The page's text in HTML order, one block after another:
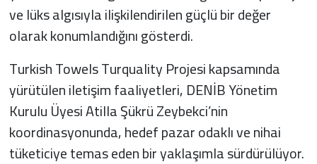
ve lüks algısıyla ilişkilendirilen güçlü bir değer
olarak konumlandığını gösterdi.
Turkish Towels Turquality Projesi kapsamında
yürütülen iletişim faaliyetleri, DENİB Yönetim
Kurulu Üyesi Atilla Şükrü Zeybekci’nin
koordinasyonunda, hedef pazar odaklı ve nihai
tüketiciye temas eden bir yaklaşımla sürdürülüyor.